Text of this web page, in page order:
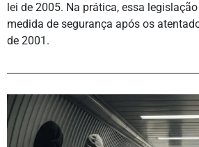
lei de 2005. Na prática, essa
medida de segurança após os
de 2001.